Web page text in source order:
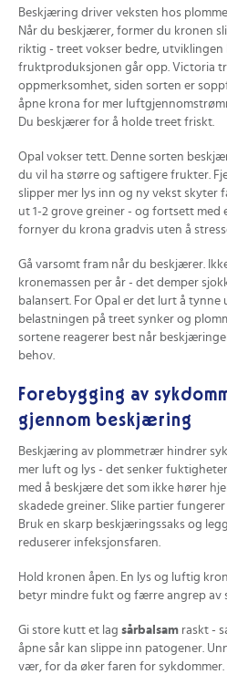
Beskjæring driver veksten hos
Når du beskjærer, former du kronen
riktig - treet vokser bedre, utviklingen
fruktproduksjonen går opp. Victoria
oppmerksomhet, siden sorten er
åpne krona for mer
Du beskjærer for å holde treet friskt.
Opal vokser tett. Denne sorten
du vil ha større og saftigere frukter.
slipper mer lys inn og ny vekst skyter
ut 1-2 grove greiner - og fortsett med
fornyer du krona gradvis uten å
Gå varsomt fram når du beskjærer.
kronemassen per år - det demper
balansert. For Opal er det lurt å
belastningen på treet synker og
sortene reagerer best når
behov.
Forebygging av
gjennom beskjæring
Beskjæring av plommetrær hindrer
mer luft og lys - det senker
med å beskjære det som ikke hører
skadede greiner. Slike partier
Bruk en skarp beskjæringssaks og
reduserer infeksjonsfaren.
Hold kronen åpen. En lys og luftig
betyr mindre fukt og færre angrep av
Gi store kutt et lag sårbalsam raskt -
åpne sår kan slippe inn patogener.
vær, for da øker faren for sykdommer.